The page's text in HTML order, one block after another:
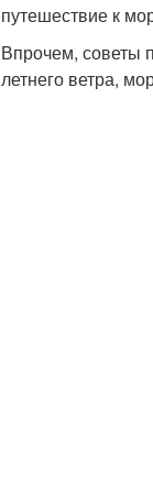
путешествие к
Впрочем, советы
летнего ветра,